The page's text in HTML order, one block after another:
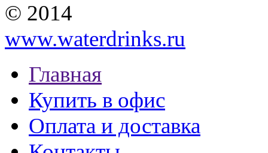
© 2014
www.waterdrinks.ru
Главная
Купить в офис
Оплата и доставка